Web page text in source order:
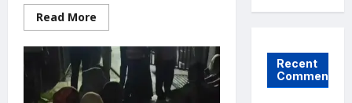
Read More
more
Ghaziabad
Pink
Booth
Youth
Death
Recent
Comments